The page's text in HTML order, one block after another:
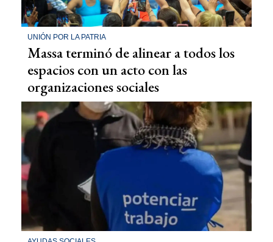
UNIÓN POR LA PATRIA
Massa terminó de alinear a todos los
espacios con un acto con las
organizaciones sociales